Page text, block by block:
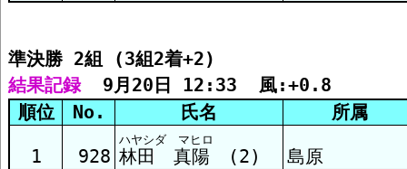
予選10組 結果
準決勝 2組 (3組2着+2)
結果記録
  9月20日 12:33  風:+0.8
順位
No. 氏名 所属
1 928
ハヤシダ マヒロ
林田 真陽 (2) 島原